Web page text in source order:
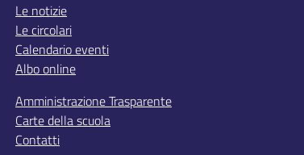
Le notizie
Le circolari
Calendario eventi
Albo online
Amministrazione Trasparente
Carte della scuola
Contatti